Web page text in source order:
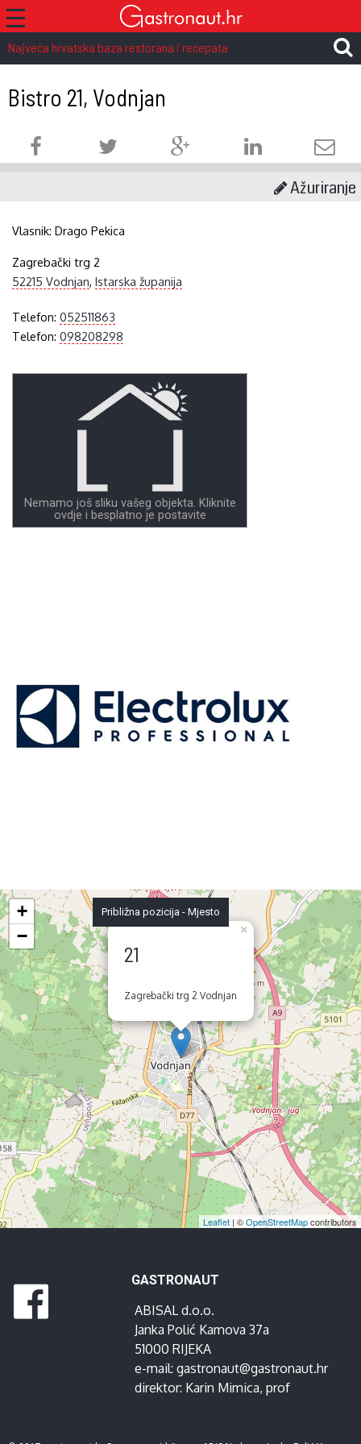
☰
Najveća hrvatska baza restorana i recepata
Bistro 21, Vodnjan
Ažuriranje
Vlasnik:Drago Pekica
Zagrebački trg 2
52215 Vodnjan,Istarska županija
Telefon:052511863
Telefon:098208298
Nemamo još sliku vašeg objekta. Kliknite
ovdje i besplatno je postavite
21
Zagrebački trg 2 Vodnjan
×
+
−
Leaflet| ©OpenStreetMapcontributors
Približna pozicija - Mjesto
GASTRONAUT
ABISAL d.o.o.
Janka Polić Kamova 37a
51000 RIJEKA
e-mail: gastronaut@gastronaut.hr
direktor: Karin Mimica, prof